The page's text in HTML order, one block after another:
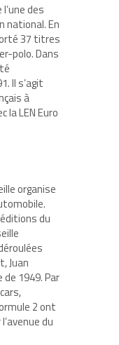
des
national. En
37 titres
polo. Dans
Il s’agit
à
la LEN Euro
organise
du
Juan
1949. Par
2 ont
du